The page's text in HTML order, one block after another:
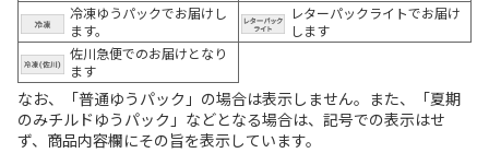
冷凍ゆうパックでお届けし
ます。
レターパックライトでお届け
します
佐川急便でのお届けとなり
ます
なお、「普通ゆうパック」の場合は表示しません。また、「夏期
のみチルドゆうパック」などとなる場合は、記号での表示はせ
ず、商品内容欄にその旨を表示しています。